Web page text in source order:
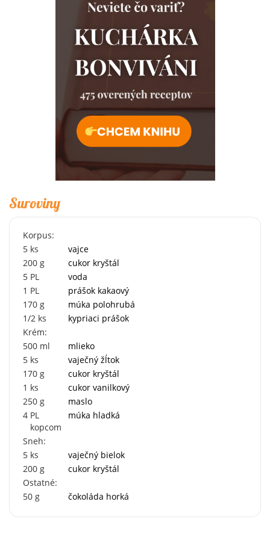
Suroviny
Korpus:
5 ks
vajce
200 g
cukor kryštál
5 PL
voda
1 PL
prášok kakaový
170 g
múka polohrubá
1/2 ks
kypriaci prášok
Krém:
500 ml
mlieko
5 ks
vaječný žĺtok
170 g
cukor kryštál
1 ks
cukor vanilkový
250 g
maslo
4 PL
kopcom
múka hladká
Sneh:
5 ks
vaječný bielok
200 g
cukor kryštál
Ostatné:
50 g čokoláda horká